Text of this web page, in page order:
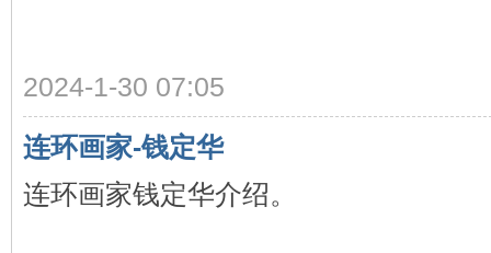
2024-1-30 07:05
连环画家-钱定华
连环画家钱定华介绍。